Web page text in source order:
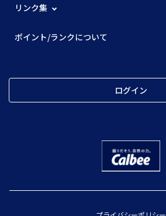
リンク集
ポイント/ランクについて
ログイン